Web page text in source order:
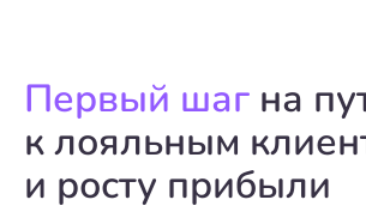
Первый шаг на
к лояльным
и росту прибыли